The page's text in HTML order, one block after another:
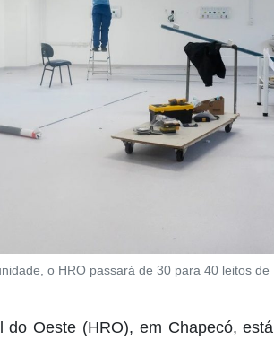
o HRO passará de 30 para 40 leitos de
do Oeste (HRO), em Chapecó,